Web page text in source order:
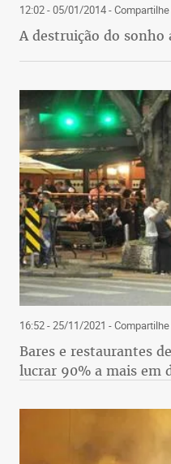
12:02 - 05/01/2014- Compartilhe
A destruição do
16:52 - 25/11/2021 - Compartilhe
Bares e restaurantes
lucrar 90% a mais em